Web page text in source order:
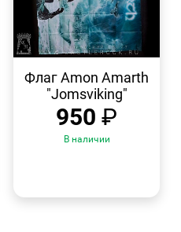
ПРОСМОТР
Флаг Amon Amarth
"Jomsviking"
950 ₽
В наличии